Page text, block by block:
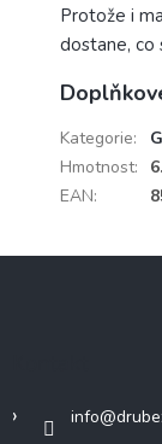
Protože i
dostane, co
Kategorie:
Hmotnost:
EAN:
info@